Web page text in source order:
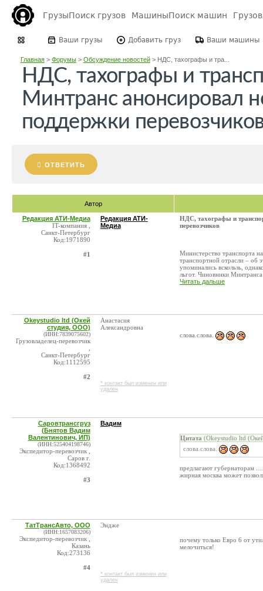
ГрузыПоиск грузов МашиныПоиск машин
Ваши грузы Добавить груз Ваши машины
Главная> Форумы> Обсуждение новостей> НДС, тахографы и тра...
НДС, тахографы и
Минтранс анонсировал
поддержки
ОТВЕТИТЬ
Автор
Редакция АТИ-Медиа
IT-компания ,
Санкт-Петербург
Код:1971890
#1
Редакция АТИ-
Медиа
НДС, тахографы и
перевозчиков
Министерство транспорта
транспортной отрасли – об
упоминались вскользь,
льгот. Чиновники
Читать дальше
Okeystudio ltd (Окей
студия, ООО)
(ИНН:7839075602)
Грузовладелец-перевозчик
Санкт-Петербург
Код:1112595
#2
Анастасия
Александровна
* контакт был изменен или
удален
слова.слова.
Cаровтрансгруз
(Бнятов Вадим
Валентинович, ИП)
(ИНН:525404198746)
Экспедитор-перевозчик ,
Саров г.
Код:1368492
#3
Вадим
Цитата (Okeystudio ltd
слова.слова.
предлагают губернаторам
жирная москва может
ТатТрансАвто, ООО
(ИНН:1657083206)
Экспедитор-перевозчик ,
Казань
Код:273136
#4
Эндже
* контакт был изменен или
удален
почему только Евро 6 от
мелочиться!